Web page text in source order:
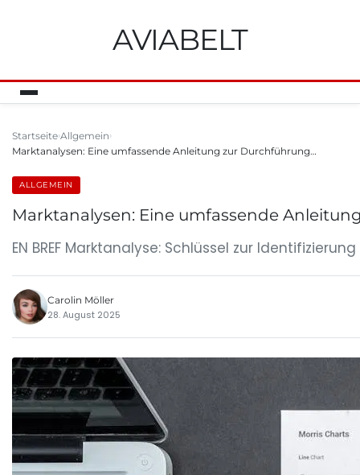
AVIABELT
Startseite Allgemein
Marktanalysen: Eine umfassende Anleitung zur Durchführung…
ALLGEMEIN
Marktanalysen: Eine umfassende
EN BREF Marktanalyse: Schlüssel zur
Carolin Möller
28. August 2025